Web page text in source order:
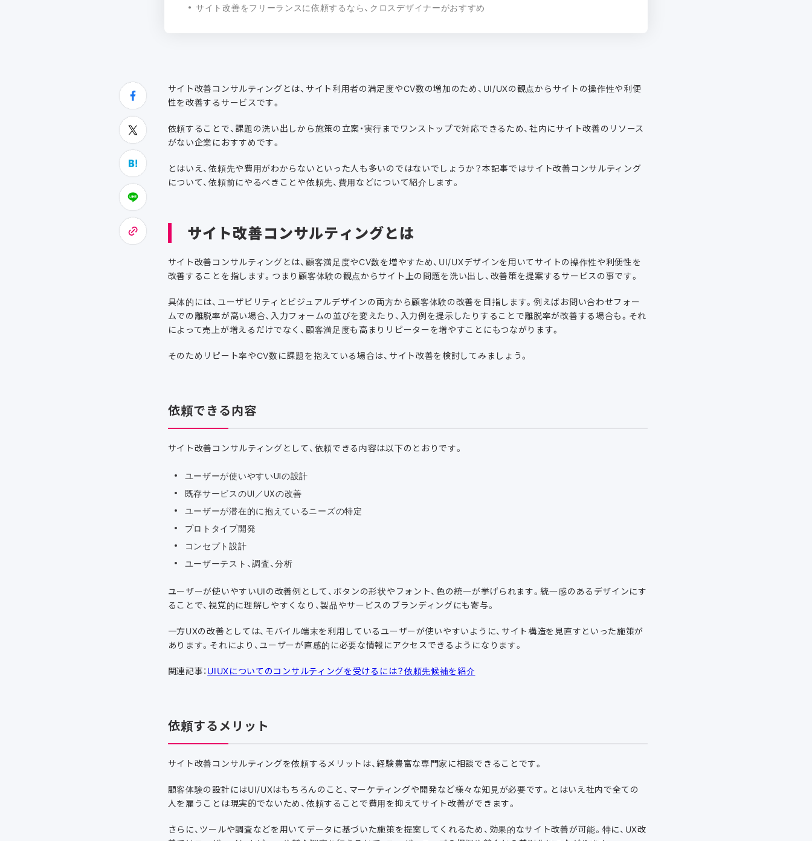
サイト改善をフリーランスに依頼するなら、クロスデザイナーがおすすめ
サイト改善コンサルティングとは、サイト利用者の満足度やCV数の増加のため、UI/UXの観点からサイトの操作性や利便
性を改善するサービスです。
依頼することで、課題の洗い出しから施策の立案・実行までワンストップで対応できるため、社内にサイト改善のリソース
がない企業におすすめです。
とはいえ、依頼先や費用がわからないといった人も多いのではないでしょうか？本記事ではサイト改善コンサルティング
について、依頼前にやるべきことや依頼先、費用などについて紹介します。
サイト改善コンサルティングとは
サイト改善コンサルティングとは、顧客満足度やCV数を増やすため、UI/UXデザインを用いてサイトの操作性や利便性を
改善することを指します。つまり顧客体験の観点からサイト上の問題を洗い出し、改善策を提案するサービスの事です。
具体的には、ユーザビリティとビジュアルデザインの両方から顧客体験の改善を目指します。例えばお問い合わせフォー
ムでの離脱率が高い場合、入力フォームの並びを変えたり、入力例を提示したりすることで離脱率が改善する場合も。それ
によって売上が増えるだけでなく、顧客満足度も高まりリピーターを増やすことにもつながります。
そのためリピート率やCV数に課題を抱えている場合は、サイト改善を検討してみましょう。
依頼できる内容
サイト改善コンサルティングとして、依頼できる内容は以下のとおりです。
ユーザーが使いやすいUIの設計
既存サービスのUI／UXの改善
ユーザーが潜在的に抱えているニーズの特定
プロトタイプ開発
コンセプト設計
ユーザーテスト、調査、分析
ユーザーが使いやすいUIの改善例として、ボタンの形状やフォント、色の統一が挙げられます。統一感のあるデザインにす
ることで、視覚的に理解しやすくなり、製品やサービスのブランディングにも寄与。
一方UXの改善としては、モバイル端末を利用しているユーザーが使いやすいように、サイト構造を見直すといった施策が
あります。それにより、ユーザーが直感的に必要な情報にアクセスできるようになります。
関連記事： UIUXについてのコンサルティングを受けるには？依頼先候補を紹介
依頼するメリット
サイト改善コンサルティングを依頼するメリットは、経験豊富な専門家に相談できることです。
顧客体験の設計にはUI/UXはもちろんのこと、マーケティングや開発など様々な知見が必要です。とはいえ社内で全ての
人を雇うことは現実的でないため、依頼することで費用を抑えてサイト改善ができます。
さらに、ツールや調査などを用いてデータに基づいた施策を提案してくれるため、効果的なサイト改善が可能。特に、UX改